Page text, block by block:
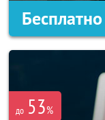
Бесплатно
до 53%